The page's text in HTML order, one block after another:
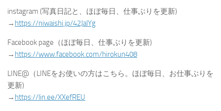
instagram (写真日記と、ほぼ毎日、仕事ぶりを更新)
→ https://niwaishi.jp/42JalYg
Facebook page（ほぼ毎日、仕事ぶりを更新)
→ https://www.facebook.com/hirokun408
LINE@（LINEをお使いの方はこちら。ほぼ毎日、お仕事ぶりを
更新)
→ https://lin.ee/XXefREU